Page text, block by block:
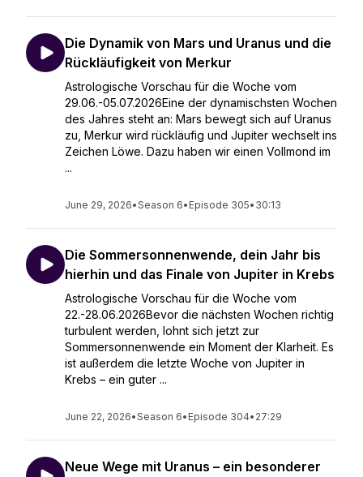
Die Dynamik von Mars und Uranus und die
Rückläufigkeit von Merkur
Astrologische Vorschau für die Woche vom
29.06.-05.07.2026Eine der dynamischsten Wochen
des Jahres steht an: Mars bewegt sich auf Uranus
zu, Merkur wird rückläufig und Jupiter wechselt ins
Zeichen Löwe. Dazu haben wir einen Vollmond im
...
June 29, 2026•Season 6• Episode 305• 30:13
Die Sommersonnenwende, dein Jahr bis
hierhin und das Finale von Jupiter in Krebs
Astrologische Vorschau für die Woche vom
22.-28.06.2026Bevor die nächsten Wochen richtig
turbulent werden, lohnt sich jetzt zur
Sommersonnenwende ein Moment der Klarheit. Es
ist außerdem die letzte Woche von Jupiter in
Krebs – ein guter ...
June 22, 2026•Season 6• Episode 304• 27:29
Neue Wege mit Uranus – ein besonderer